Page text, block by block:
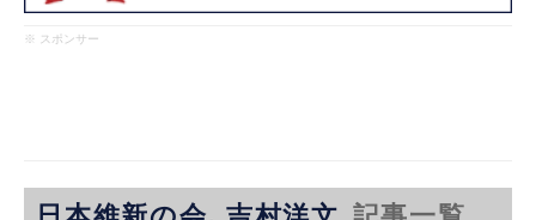
※ スポンサー